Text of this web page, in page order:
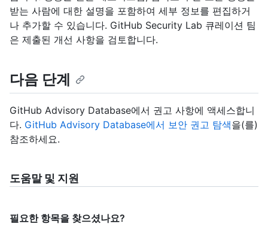
받는 사람에 대한 설명을 포함하여 세부 정보를 편집하거
나 추가할 수 있습니다. GitHub Security Lab 큐레이션 팀
은 제출된 개선 사항을 검토합니다.
다음 단계
GitHub Advisory Database에서 권고 사항에 액세스합니
다. GitHub Advisory Database에서 보안 권고 탐색을(를)
참조하세요.
도움말 및 지원
필요한 항목을 찾으셨나요?